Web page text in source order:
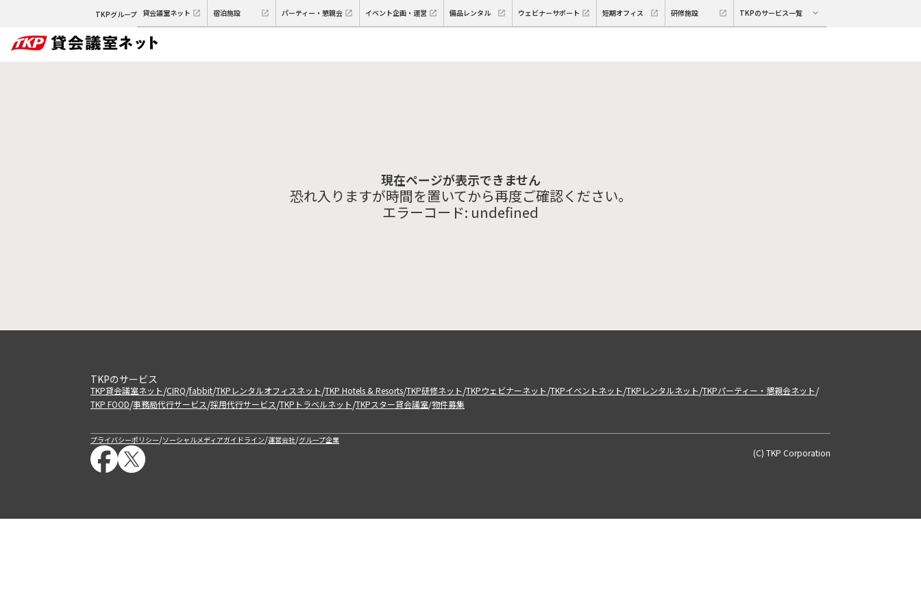
TKPグループ 貸会議室ネット 宿泊施設 パーティー・懇親会 イベント企画・運営 備品レンタル ウェビナーサポート 短期オフィス 研修施設 TKPのサービス一覧
現在ページが表示できません
恐れ入りますが時間を置いてから再度ご確認ください。
エラーコード: undefined
TKPのサービス
TKP貸会議室ネット/CIRQ/fabbit/TKPレンタルオフィスネット/TKP Hotels & Resorts/TKP研修ネット/TKPウェビナーネット/TKPイベントネット/TKPレンタルネット/TKPパーティー・懇親会ネット/
TKP FOOD/事務局代行サービス/採用代行サービス/TKPトラベルネット/TKPスター貸会議室/物件募集
プライバシーポリシー/ソーシャルメディアガイドライン/運営会社/グループ企業
(C) TKP Corporation